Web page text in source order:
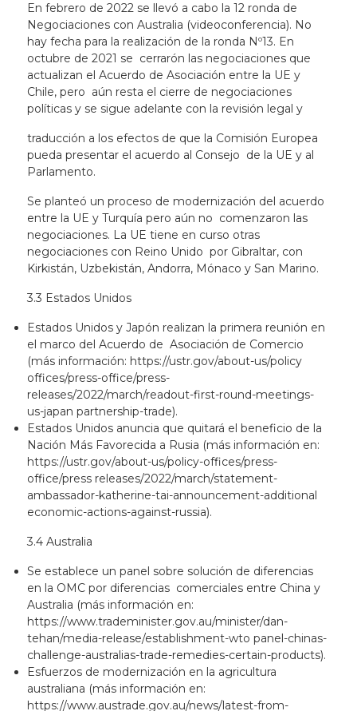
En febrero de 2022 se llevó a cabo la 12 ronda de
Negociaciones con Australia (videoconferencia). No
hay fecha para la realización de la ronda Nº13. En
octubre de 2021 se cerrarón las negociaciones que
actualizan el Acuerdo de Asociación entre la UE y
Chile, pero aún resta el cierre de negociaciones
políticas y se sigue adelante con la revisión legal y
traducción a los efectos de que la Comisión Europea
pueda presentar el acuerdo al Consejo de la UE y al
Parlamento.
Se planteó un proceso de modernización del acuerdo
entre la UE y Turquía pero aún no comenzaron las
negociaciones. La UE tiene en curso otras
negociaciones con Reino Unido por Gibraltar, con
Kirkistán, Uzbekistán, Andorra, Mónaco y San Marino.
3.3 Estados Unidos
Estados Unidos y Japón realizan la primera reunión en
el marco del Acuerdo de Asociación de Comercio
(más información: https://ustr.gov/about-us/policy
offices/press-office/press-
releases/2022/march/readout-first-round-meetings-
us-japan partnership-trade).
Estados Unidos anuncia que quitará el beneficio de la
Nación Más Favorecida a Rusia (más información en:
https://ustr.gov/about-us/policy-offices/press-
office/press releases/2022/march/statement-
ambassador-katherine-tai-announcement-additional
economic-actions-against-russia).
3.4 Australia
Se establece un panel sobre solución de diferencias
en la OMC por diferencias comerciales entre China y
Australia (más información en:
https://www.trademinister.gov.au/minister/dan-
tehan/media-release/establishment-wto panel-chinas-
challenge-australias-trade-remedies-certain-products).
Esfuerzos de modernización en la agricultura
australiana (más información en:
https://www.austrade.gov.au/news/latest-from-